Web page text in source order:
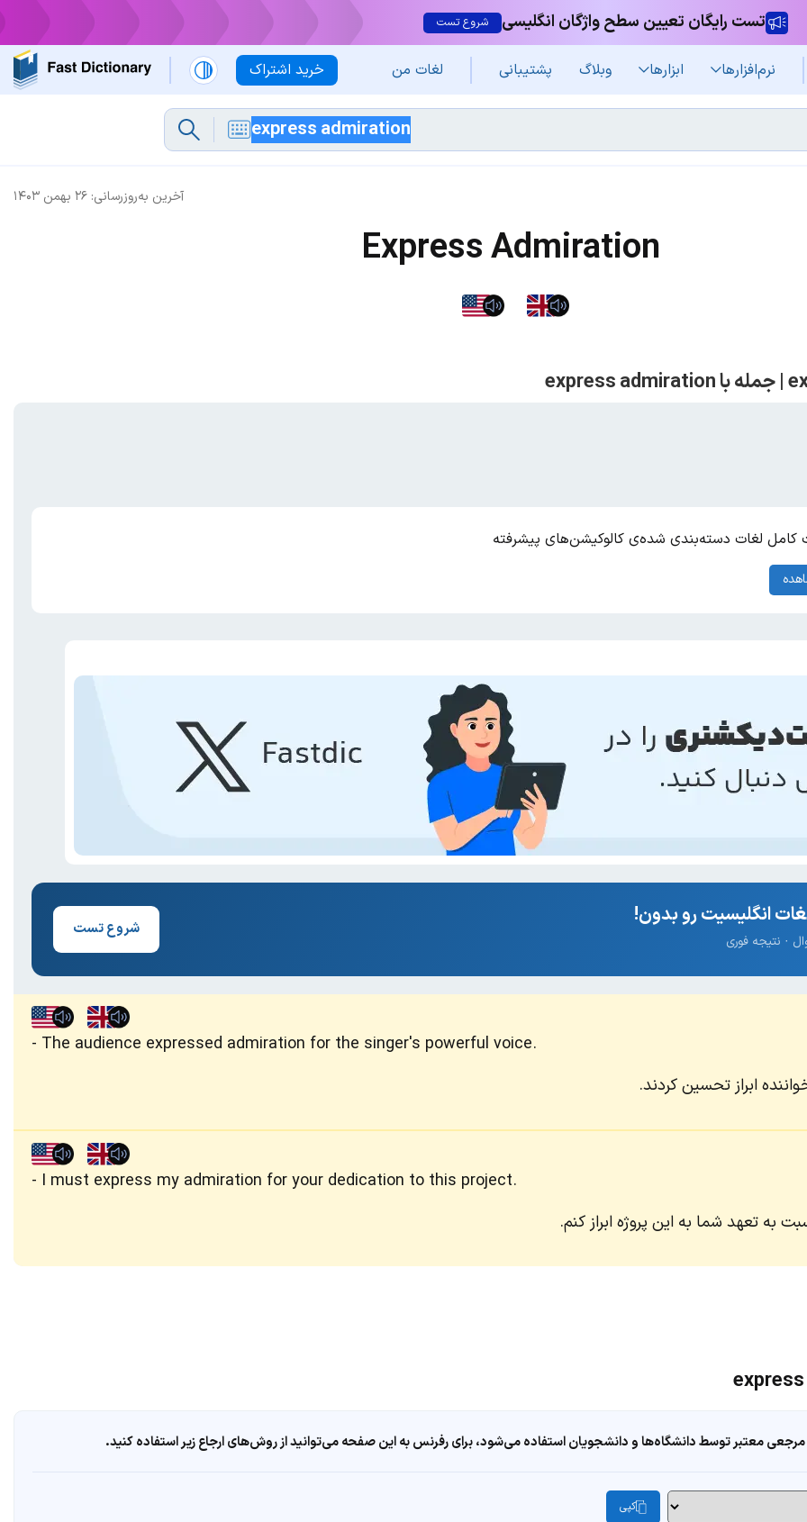
تست رایگان تعیین سطح واژگان انگلیسی شروع تست
خرید اشتراک نرم‌افزار‌ها ابزارها وبلاگ پشتیبانی لغات من
آخرین به‌روزرسانی: ۲۶ بهمن ۱۴۰۳
Express Admiration
کامل لغات دسته‌بندی شده‌ی کالوکیشن‌های پیشرفته
انگلیسیت رو بدون!
شروع تست
The audience expressed admiration for the singer's powerful voice.
ابراز تحسین کردند.
I must express my admiration for your dedication to this project.
به تعهد شما به این پروژه ابراز کنم.
معتبر توسط دانشگاه‌ها و دانشجویان استفاده می‌شود، برای رفرنس به این صفحه می‌توانید از روش‌های ارجاع زیر استفاده کنید.
کپی